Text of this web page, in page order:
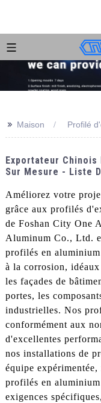
>> Maison Profilé
Exportateur
Sur Mesure - Liste
Améliorez votre
grâce aux profilés
de Foshan City One
Aluminum Co., Ltd.
profilés en
à la corrosion,
les façades de
portes, les
industrielles. Nos
conformément aux
d'excellentes
nos installations de
équipe
profilés en
exigences